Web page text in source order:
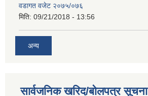
वडागत वजेट २०७५/०७६
मिति: 09/21/2018 - 13:56
अन्य
सार्वजनिक खरिद/बोलपत्र सूचना